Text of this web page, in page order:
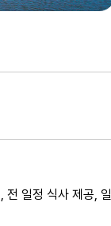
일정 식사 제공, 일